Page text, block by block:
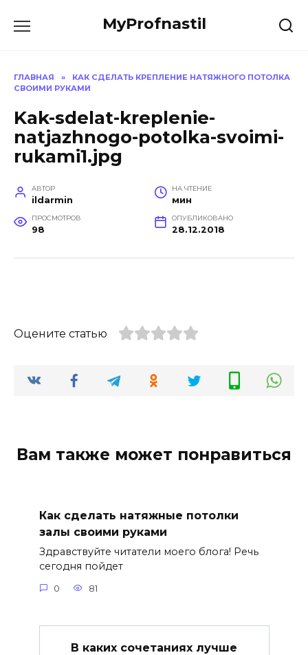
MyProfnastil
ГЛАВНАЯ »
КАК СДЕЛАТЬ КРЕПЛЕНИЕ НАТЯЖНОГО ПОТОЛКА
СВОИМИ РУКАМИ
Kak-sdelat-kreplenie-
natjazhnogo-potolka-svoimi-
rukami1.jpg
АВТОР
ildarmin
НА ЧТЕНИЕ
мин
ПРОСМОТРОВ
98
ОПУБЛИКОВАНО
28.12.2018
Оцените статью
Вам также может понравиться
Как сделать натяжные потолки
залы своими руками
Здравствуйте читатели моего блога! Речь
сегодня пойдет
0 81
В каких сочетаниях лучше